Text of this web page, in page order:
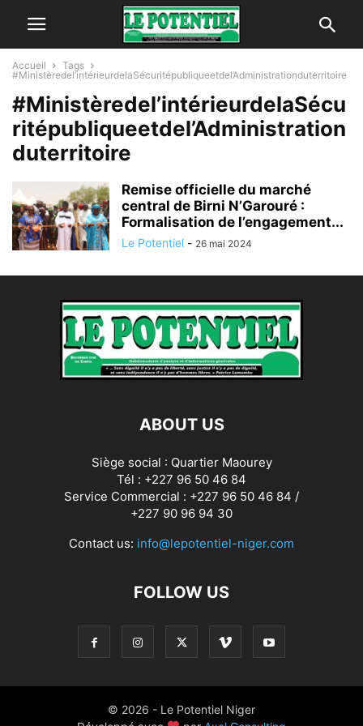
Accueil
Tags
#Ministèredel’intérieurdelaSécuritépubliqueetdel’Administrationduterritoire
#Ministèredel’intérieurdelaSécu
ritépubliqueetdel’Administration
duterritoire
Remise officielle du marché
central de Birni N’Garouré :
Formalisation de l’engagement...
Le Potentiel - 26 mai 2024
ABOUT US
Siège social : Quartier Maourey
Tél : +227 96 50 46 84
Service Commercial : +227 96 50 46 84 /
+227 90 96 94 30
Contact us: info@lepotentiel-niger.com
FOLLOW US
© 2026 - Le Potentiel Niger